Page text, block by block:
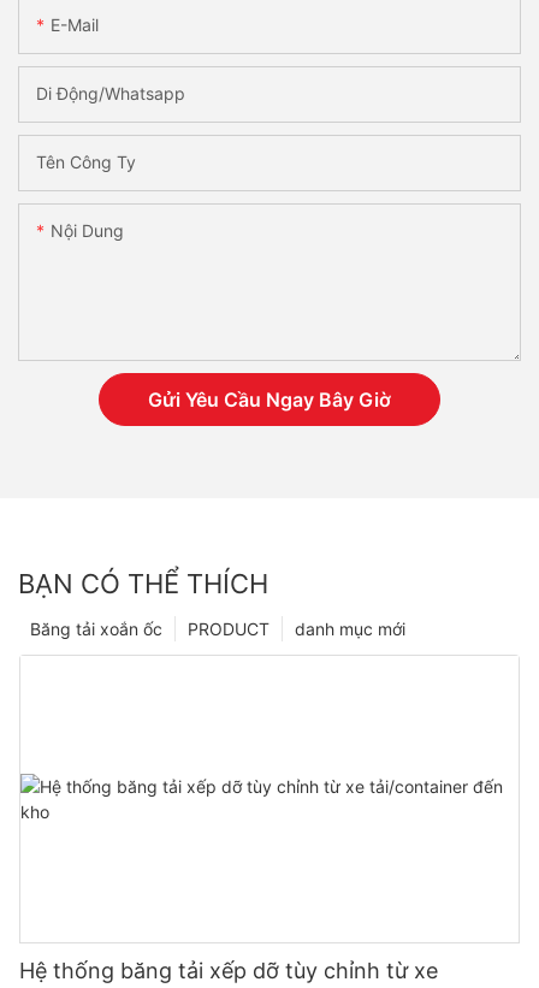
E-Mail
Di Động/Whatsapp
Tên Công Ty
Nội Dung
Gửi Yêu Cầu Ngay Bây Giờ
BẠN CÓ THỂ THÍCH
danh mục mới
PRODUCT
Băng tải xoắn ốc
Hệ thống băng tải xếp dỡ tùy chỉnh từ xe